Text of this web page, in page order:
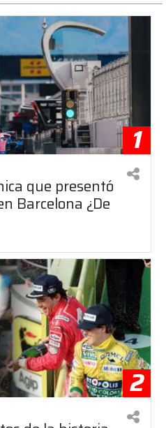
1
que presentó
Barcelona ¿De
2